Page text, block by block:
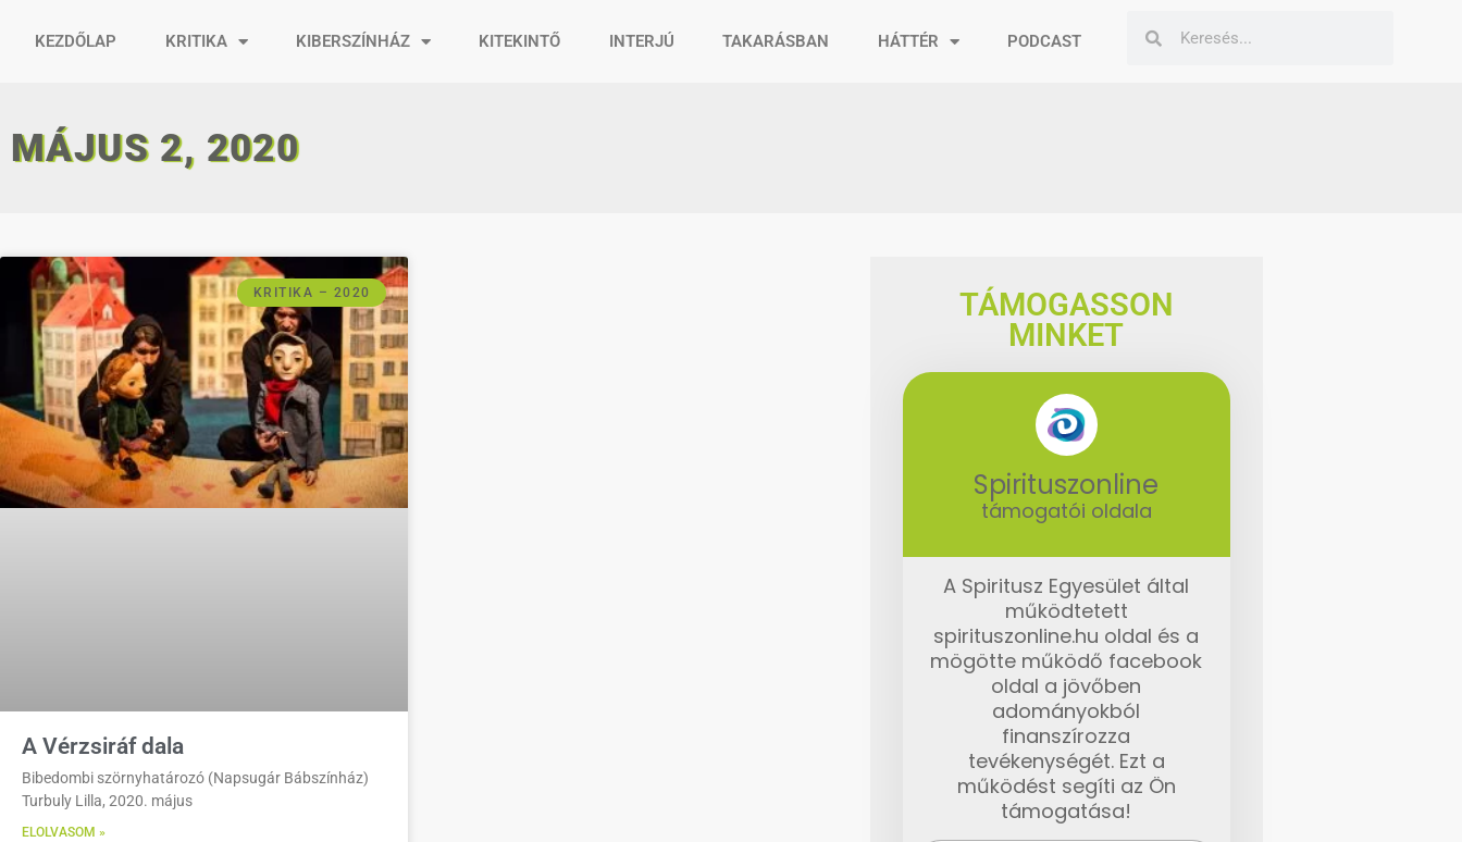
KEZDŐLAP KRITIKA KIBERSZÍNHÁZ KITEKINTŐ INTERJÚ TAKARÁSBAN HÁTTÉR PODCAST
MÁJUS 2, 2020
KRITIKA – 2020
A Vérzsiráf dala
Bibedombi szörnyhatározó (Napsugár Bábszínház)
Turbuly Lilla, 2020. május
ELOLVASOM »
TÁMOGASSON
MINKET
Spirituszonline
támogatói oldala
A Spiritusz Egyesület által
működtetett
spirituszonline.hu oldal és a
mögötte működő facebook
oldal a jövőben
adományokból
finanszírozza
tevékenységét. Ezt a
működést segíti az Ön
támogatása!